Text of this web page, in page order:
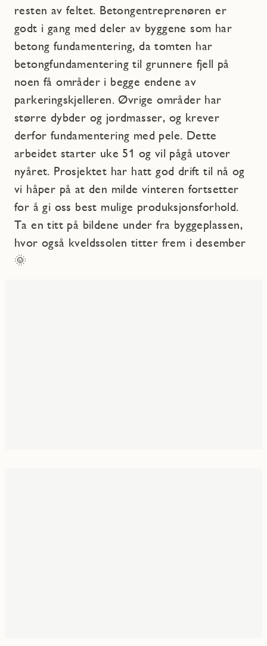
resten av feltet. Betongentreprenøren er
godt i gang med deler av byggene som har
betong fundamentering, da tomten har
betongfundamentering til grunnere fjell på
noen få områder i begge endene av
parkeringskjelleren. Øvrige områder har
større dybder og jordmasser, og krever
derfor fundamentering med pele. Dette
arbeidet starter uke 51 og vil pågå utover
nyåret. Prosjektet har hatt god drift til nå og
vi håper på at den milde vinteren fortsetter
for å gi oss best mulige produksjonsforhold.
Ta en titt på bildene under fra byggeplassen,
hvor også kveldssolen titter frem i desember
🌞